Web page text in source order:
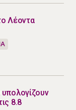
Λέοντα
8.8